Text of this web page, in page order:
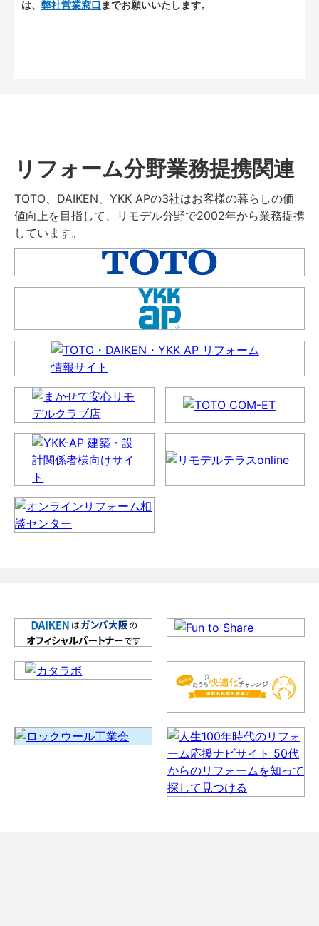
は、 弊社営業窓口 までお願いいたします。
リフォーム分野業務提携関連
TOTO、DAIKEN、YKK APの3社はお客様の暮らしの価
値向上を目指して、リモデル分野で2002年から業務提携
しています。